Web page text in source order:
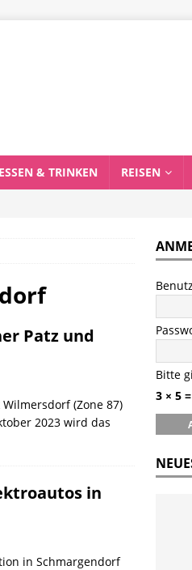
ESSEN & TRINKEN REISEN
Patz und
(Zone 87)
2023 wird das
in
in Schmargendorf
Bitte
3 × 5 =